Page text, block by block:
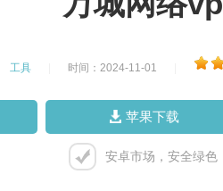
工具 时间：2024-11-01
苹果下载
安卓市场，安全绿色